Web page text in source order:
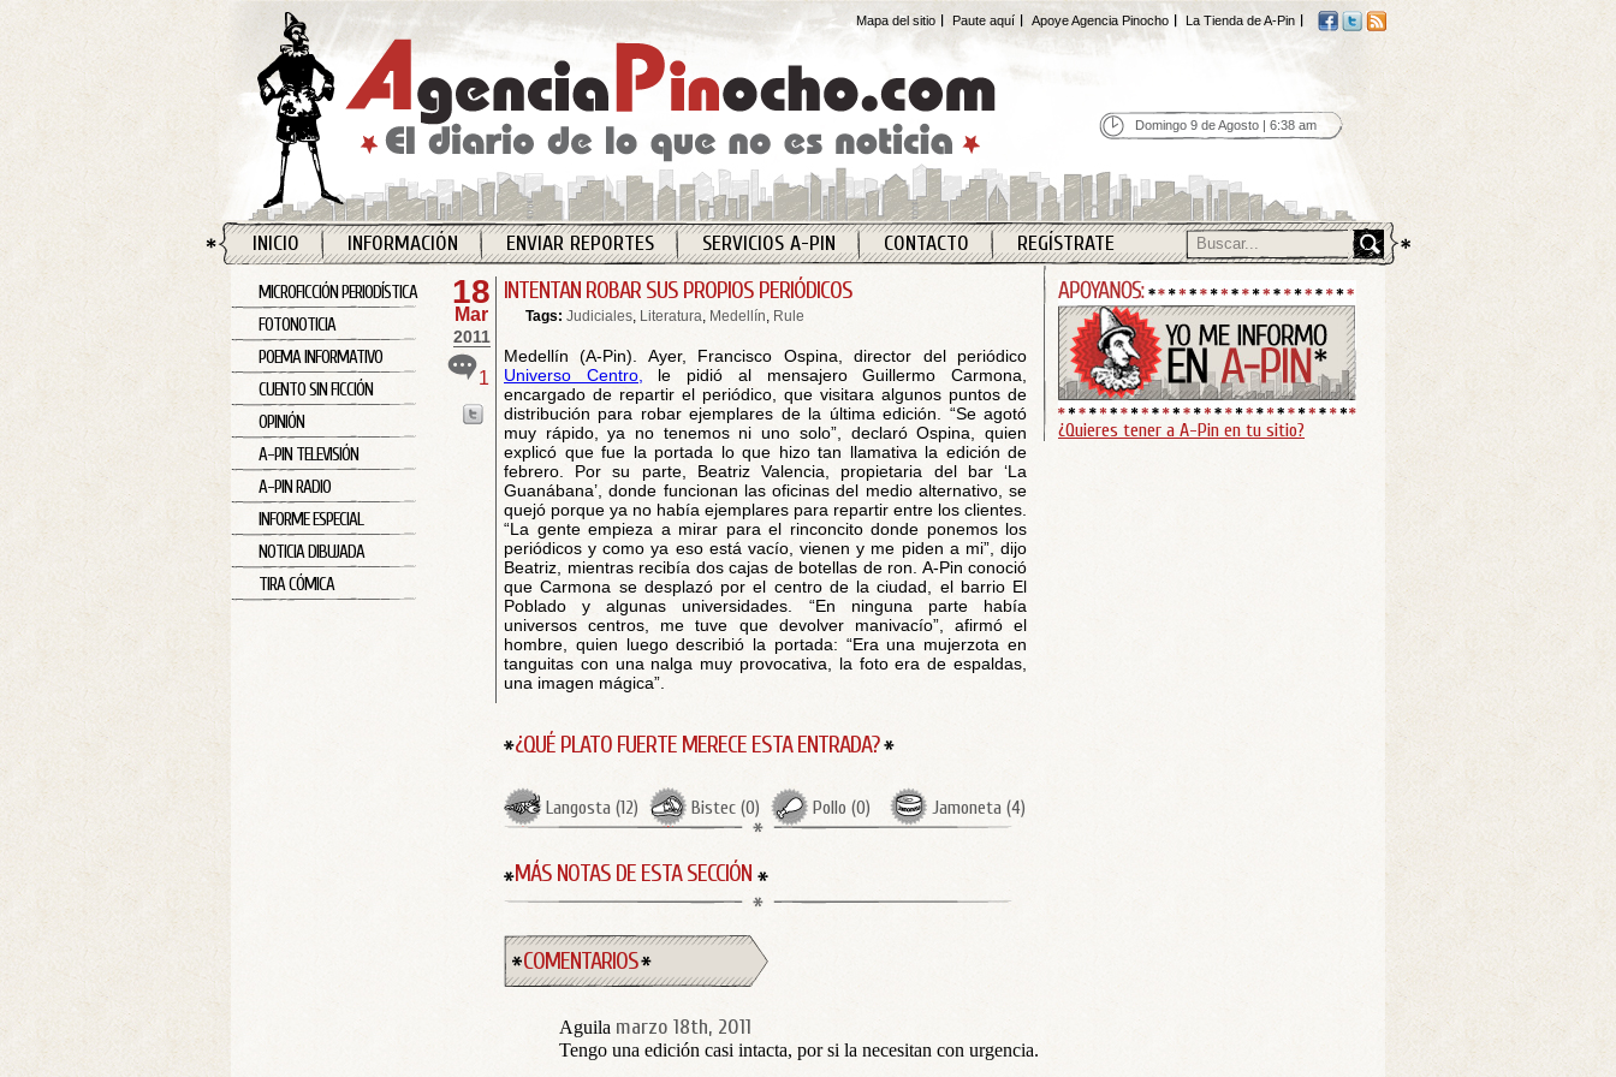
Mapa del sitio Paute aquí Apoye Agencia Pinocho La Tienda de A-Pin
Domingo 9 de Agosto | 6:38 am
INICIO INFORMACIÓN ENVIAR REPORTES SERVICIOS A-PIN CONTACTO REGÍSTRATE
MICROFICCIÓN PERIODÍSTICA
FOTONOTICIA
POEMA INFORMATIVO
CUENTO SIN FICCIÓN
OPINIÓN
A-PIN TELEVISIÓN
A-PIN RADIO
INFORME ESPECIAL
NOTICIA DIBUJADA
TIRA CÓMICA
18
Mar
2011
1
INTENTAN ROBAR SUS PROPIOS PERIÓDICOS
Tags: Judiciales, Literatura, Medellín, Rule
Medellín (A-Pin). Ayer, Francisco Ospina, director del periódico
Universo Centro,
le pidió al mensajero Guillermo Carmona,
encargado de repartir el periódico, que visitara algunos puntos de
distribución para robar ejemplares de la última edición. “Se agotó
muy rápido, ya no tenemos ni uno solo”, declaró Ospina, quien
explicó que fue la portada lo que hizo tan llamativa la edición de
febrero. Por su parte, Beatriz Valencia, propietaria del bar ‘La
Guanábana’, donde funcionan las oficinas del medio alternativo, se
quejó porque ya no había ejemplares para repartir entre los clientes.
“La gente empieza a mirar para el rinconcito donde ponemos los
periódicos y como ya eso está vacío, vienen y me piden a mi”, dijo
Beatriz, mientras recibía dos cajas de botellas de ron. A-Pin conoció
que Carmona se desplazó por el centro de la ciudad, el barrio El
Poblado y algunas universidades. “En ninguna parte había
universos centros, me tuve que devolver manivacío”, afirmó el
hombre, quien luego describió la portada: “Era una mujerzota en
tanguitas con una nalga muy provocativa, la foto era de espaldas,
una imagen mágica”.
¿QUÉ PLATO FUERTE MERECE ESTA ENTRADA?
Langosta (12) Bistec (0) Pollo (0) Jamoneta (4)
MÁS NOTAS DE ESTA SECCIÓN
COMENTARIOS
Aguila marzo 18th, 2011
Tengo una edición casi intacta, por si la necesitan con urgencia.
¿Quieres tener a A-Pin en tu sitio?